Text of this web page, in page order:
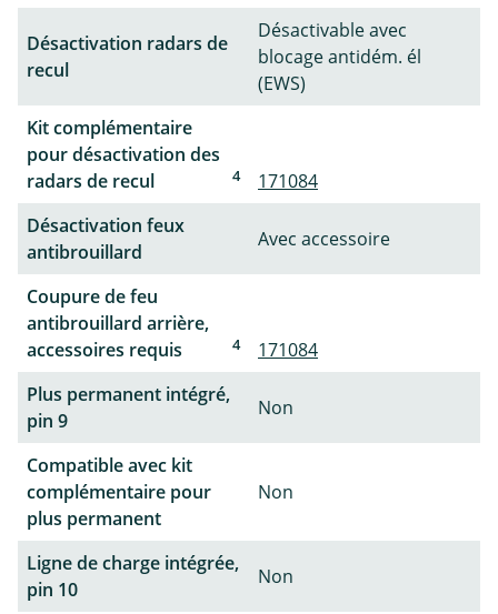
Désactivation radars de
recul
Désactivable avec
blocage antidém. él
(EWS)
Kit complémentaire
pour désactivation des
radars de recul
4
171084
Désactivation feux
antibrouillard
Avec accessoire
Coupure de feu
antibrouillard arrière,
accessoires requis
4
171084
Plus permanent intégré,
pin 9
Non
Compatible avec kit
complémentaire pour
plus permanent
Non
Ligne de charge intégrée,
pin 10
Non